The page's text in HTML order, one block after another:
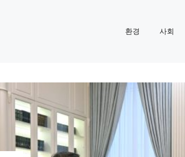
환경 사회